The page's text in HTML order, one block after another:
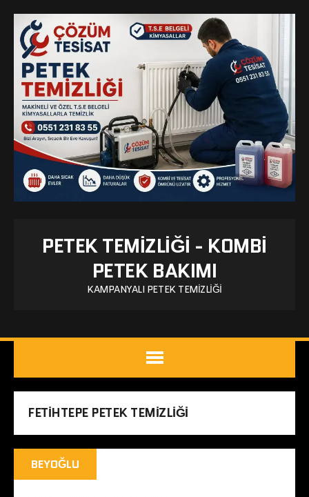
PETEK TEMIZLIĞI - KOMBI
PETEK BAKIMI
KAMPANYALI PETEK TEMIZLIĞI
FETIHTEPE PETEK TEMIZLIĞI
BEYOĞLU